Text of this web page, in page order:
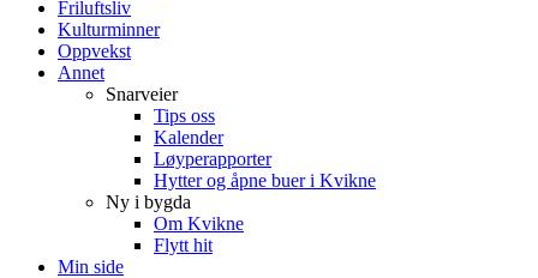
Friluftsliv
Kulturminner
Oppvekst
Annet
Snarveier
Tips oss
Kalender
Løyperapporter
Hytter og åpne buer i Kvikne
Ny i bygda
Om Kvikne
Flytt hit
Min side